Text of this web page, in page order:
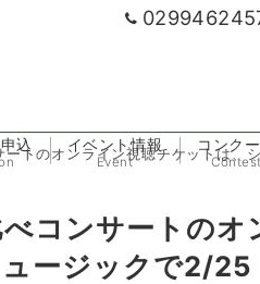
込 イベント情報
Event
コンク
Contest
オンライン視聴チケットは、シエロ
コンサートのオ
ージックで2/25